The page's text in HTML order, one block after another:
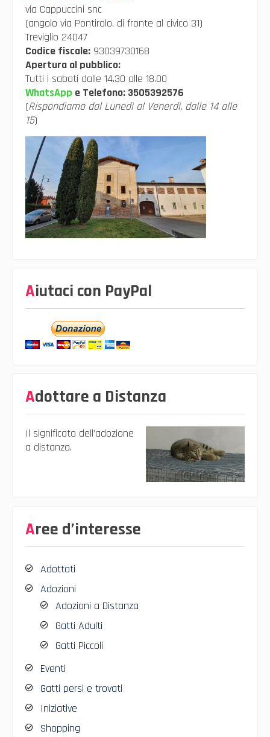
via Cappuccini snc
(angolo via Pontirolo, di fronte al civico 31)
Treviglio 24047
Codice fiscale:93039730168
Apertura al pubblico:
Tutti i sabati dalle 14.30 alle 18.00
WhatsApp e Telefono: 3505392576
(Rispondiamo dal Lunedì al Venerdì, dalle 14 alle
15)
Aiutaci con PayPal
Adottare a Distanza
Il significato dell’adozione
a distanza.
Aree d’interesse
Adottati
Adozioni
Adozioni a Distanza
Gatti Adulti
Gatti Piccoli
Eventi
Gatti persi e trovati
Iniziative
Shopping